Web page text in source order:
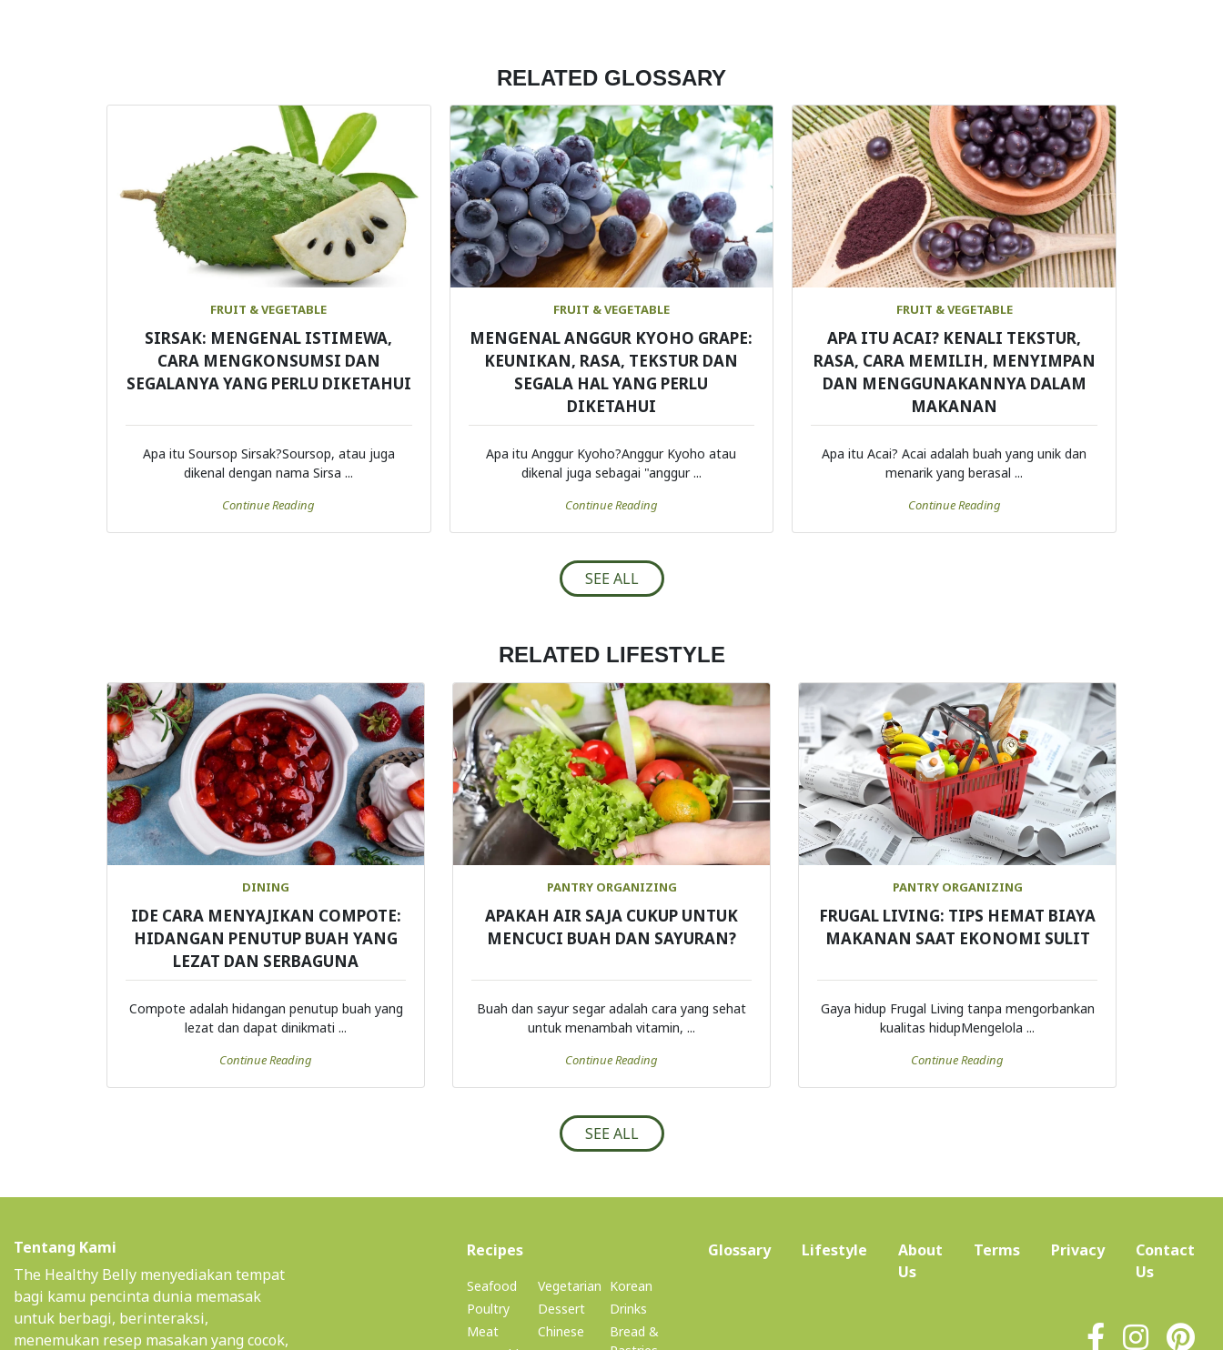
RELATED GLOSSARY
FRUIT & VEGETABLE
SIRSAK: MENGENAL ISTIMEWA,
CARA MENGKONSUMSI DAN
SEGALANYA YANG PERLU DIKETAHUI
Apa itu Soursop Sirsak?Soursop, atau juga
dikenal dengan nama Sirsa ...
Continue Reading
FRUIT & VEGETABLE
MENGENAL ANGGUR KYOHO GRAPE:
KEUNIKAN, RASA, TEKSTUR DAN
SEGALA HAL YANG PERLU
DIKETAHUI
Apa itu Anggur Kyoho?Anggur Kyoho atau
dikenal juga sebagai "anggur ...
Continue Reading
FRUIT & VEGETABLE
APA ITU ACAI? KENALI TEKSTUR,
RASA, CARA MEMILIH, MENYIMPAN
DAN MENGGUNAKANNYA DALAM
MAKANAN
Apa itu Acai? Acai adalah buah yang unik dan
menarik yang berasal ...
Continue Reading
SEE ALL
RELATED LIFESTYLE
DINING
IDE CARA MENYAJIKAN COMPOTE:
HIDANGAN PENUTUP BUAH YANG
LEZAT DAN SERBAGUNA
Compote adalah hidangan penutup buah yang
lezat dan dapat dinikmati ...
Continue Reading
PANTRY ORGANIZING
APAKAH AIR SAJA CUKUP UNTUK
MENCUCI BUAH DAN SAYURAN?
Buah dan sayur segar adalah cara yang sehat
untuk menambah vitamin, ...
Continue Reading
PANTRY ORGANIZING
FRUGAL LIVING: TIPS HEMAT BIAYA
MAKANAN SAAT EKONOMI SULIT
Gaya hidup Frugal Living tanpa mengorbankan
kualitas hidupMengelola ...
Continue Reading
SEE ALL
Tentang Kami
The Healthy Belly menyediakan tempat
bagi kamu pencinta dunia memasak
untuk berbagi, berinteraksi,
menemukan resep masakan yang cocok,
Recipes(current)
Seafood
Poultry
Meat
Vegetarian
Dessert
Chinese
Korean
Drinks
Bread &
Glossary Lifestyle
About
Us(current)
Terms Privacy
Contact
Us